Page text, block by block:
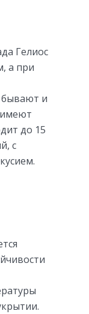
Гелиос
а при
бывают и
имеют
до 15
с